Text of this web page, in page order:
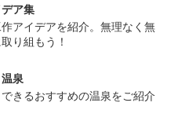
ア集
アイデアを紹介。無理なく無
り組もう！
泉
きるおすすめの温泉をご紹介